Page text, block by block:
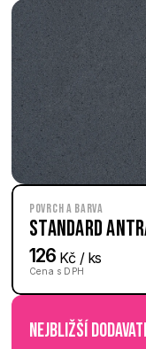
Povrch a barva
Standard
126 Kč / ks
Cena s DPH
nejbližší